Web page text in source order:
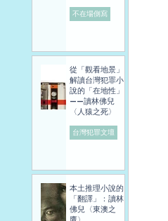
不在場側寫
從「觀看地景」
解讀台灣犯罪小
說的「在地性」
——讀林佛兒
〈人猿之死〉
台灣犯罪文壇
本土推理小說的
「翻譯」：讀林
佛兒〈東澳之